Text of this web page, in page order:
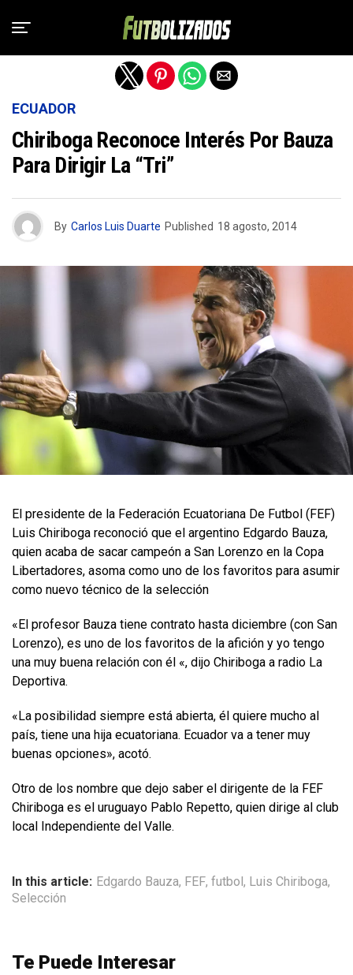
ECUADOR
Chiriboga Reconoce Interés Por Bauza
Para Dirigir La “Tri”
By Carlos Luis Duarte Published 18 agosto, 2014
El presidente de la Federación Ecuatoriana De Futbol (FEF)
Luis Chiriboga reconoció que el argentino Edgardo Bauza,
quien acaba de sacar campeón a San Lorenzo en la Copa
Libertadores, asoma como uno de los favoritos para asumir
como nuevo técnico de la selección
«El profesor Bauza tiene contrato hasta diciembre (con San
Lorenzo), es uno de los favoritos de la afición y yo tengo
una muy buena relación con él «, dijo Chiriboga a radio La
Deportiva.
«La posibilidad siempre está abierta, él quiere mucho al
país, tiene una hija ecuatoriana. Ecuador va a tener muy
buenas opciones», acotó.
Otro de los nombre que dejo saber el dirigente de la FEF
Chiriboga es el uruguayo Pablo Repetto, quien dirige al club
local Independiente del Valle.
In this article: Edgardo Bauza, FEF, futbol , Luis Chiriboga,
Selección
Te Puede Interesar
Salir de la versión móvil